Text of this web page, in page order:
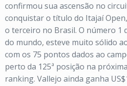
confirmou sua ascensão no
conquistar o título do Itajaí
o terceiro no Brasil. O número 1
do mundo, esteve muito sólido
com os 75 pontos dados ao
perto da 125ª posição na
ranking. Vallejo ainda ganha